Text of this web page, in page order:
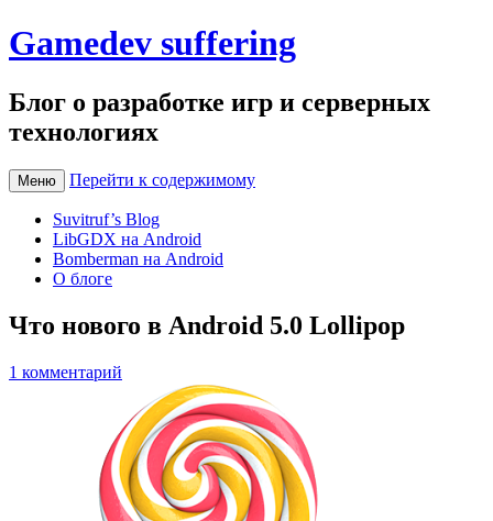
Gamedev suffering
Блог о разработке игр и серверных
технологиях
Меню Перейти к содержимому
Suvitruf’s Blog
LibGDX на Android
Bomberman на Android
О блоге
Что нового в Android 5.0 Lollipop
1 комментарий